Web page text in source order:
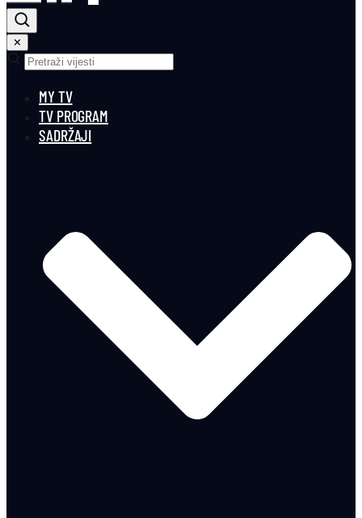
✕
MY TV
TV PROGRAM
SADRŽAJI